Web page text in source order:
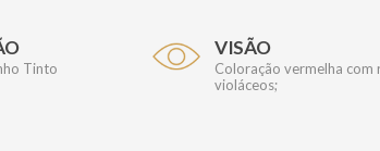
Tinto
VISÃO
Coloração vermelha com
violáceos;